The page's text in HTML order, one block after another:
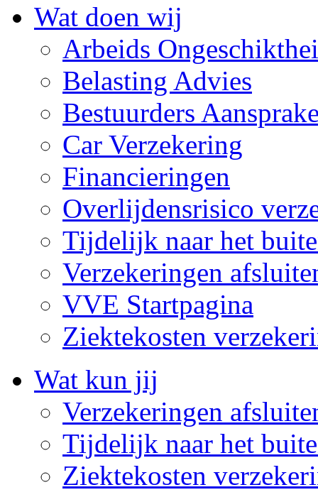
Wat doen wij
Arbeids
Belasting Advies
Bestuurders
Car Verzekering
Financieringen
Overlijdensrisico
Tijdelijk naar het
Verzekeringen
VVE Startpagina
Ziektekosten
Wat kun jij
Verzekeringen
Tijdelijk naar het
Ziektekosten